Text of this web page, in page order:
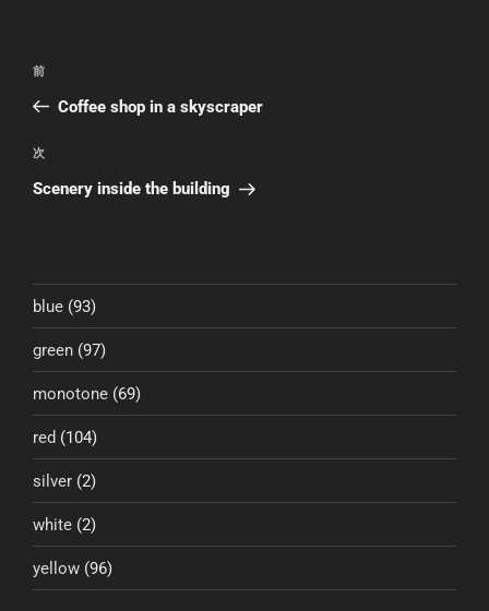
投
ビ
ゲ
ン
前
の
稿
前
Coffee shop in a skyscraper
次
の
次
Scenery inside the building
blue (93)
green (97)
monotone (69)
red (104)
silver (2)
white (2)
yellow (96)